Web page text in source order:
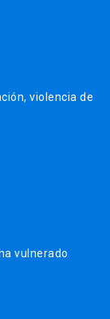
violencia de
vulnerado